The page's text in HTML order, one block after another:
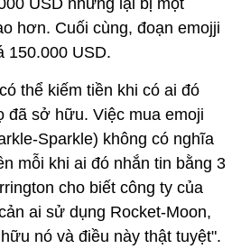
USD nhưng lại bị một
hơn. Cuối cùng, đoạn emojji
150.000 USD.
thể kiếm tiền khi có ai đó
đã sở hữu. Việc mua emoji
Sparkle) không có nghĩa
mỗi khi ai đó nhắn tin bằng 3
cho biết công ty của
ai sử dụng Rocket-Moon,
nó và điều này thật tuyệt".